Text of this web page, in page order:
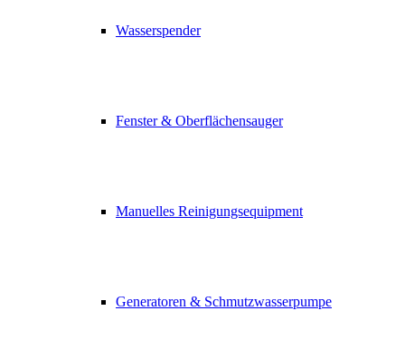
Wasserspender
Fenster & Oberflächensauger
Manuelles Reinigungsequipment
Generatoren & Schmutzwasserpumpe